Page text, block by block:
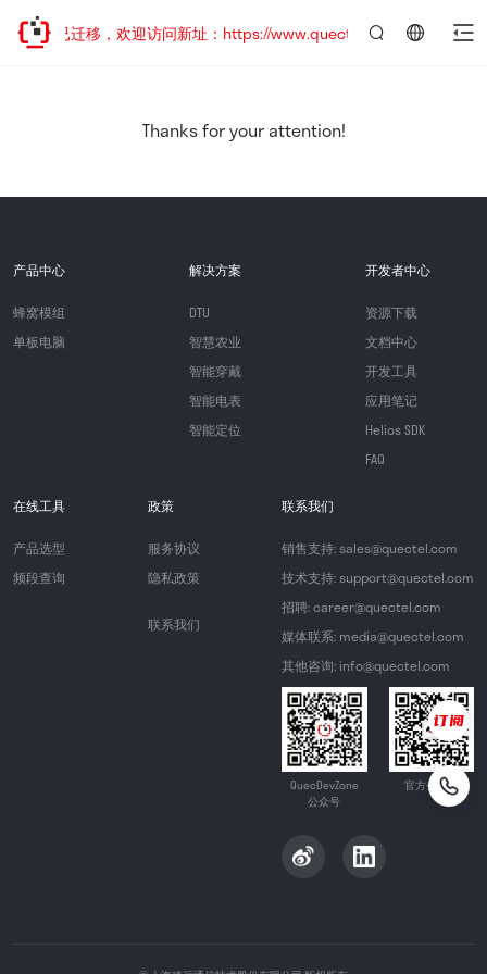
站地址已迁移，欢迎访问新址：https://www.quectel.com.cn
Thanks for your attention!
产品中心
蜂窝模组
单板电脑
解决方案
DTU
智慧农业
智能穿戴
智能电表
智能定位
开发者中心
资源下载
文档中心
开发工具
应用笔记
Helios SDK
FAQ
在线工具
产品选型
频段查询
政策
服务协议
隐私政策
联系我们
联系我们
销售支持: sales@quectel.com
技术支持: support@quectel.com
招聘: career@quectel.com
媒体联系: media@quectel.com
其他咨询: info@quectel.com
QuecDevZone
公众号
官方公众号